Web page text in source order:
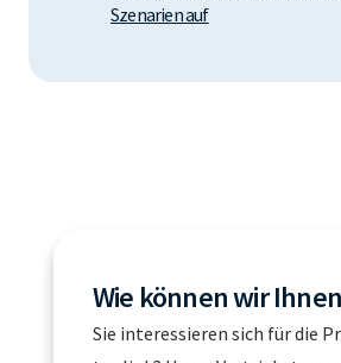
Szenarien auf
Wie können wir
Sie interessieren sich für die